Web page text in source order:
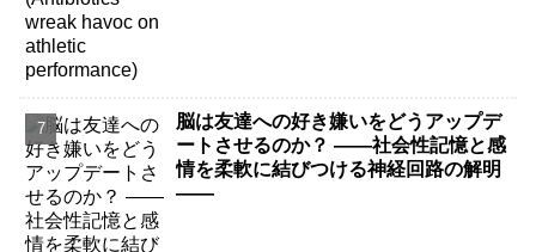
脳は友達への好き嫌いをどうアップデ
ートさせるのか？ ――社会性記憶と感
情を柔軟に結びつける神経回路の解明
――